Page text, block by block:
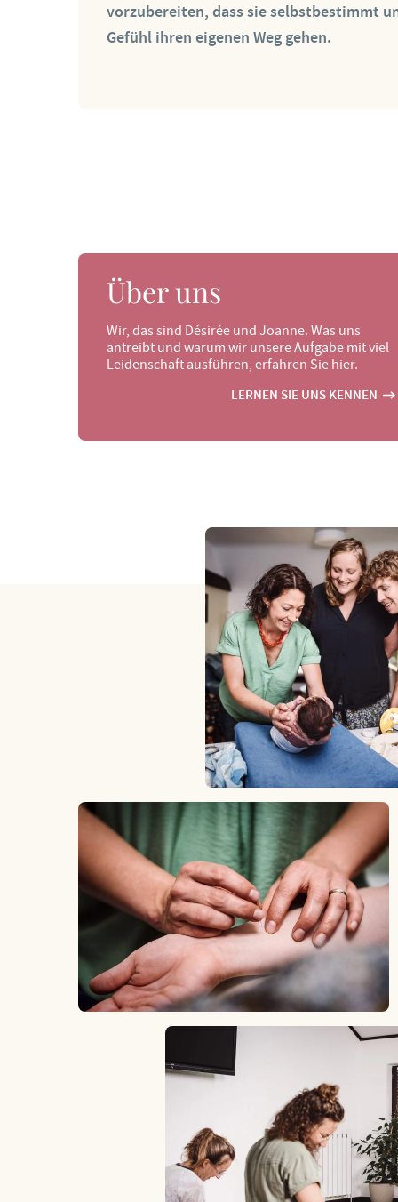
vorzubereiten, dass sie selbstbestimmt
Gefühl ihren eigenen Weg gehen.
Über uns
Wir, das sind Désirée und Joanne. Was uns
antreibt und warum wir unsere Aufgabe mit viel
Leidenschaft ausführen, erfahren Sie hier.
LERNEN SIE UNS KENNEN